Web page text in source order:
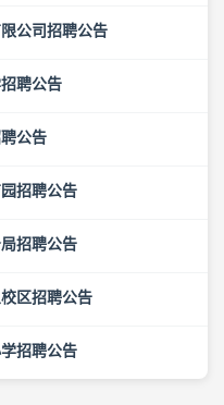
公司招聘公告
聘公告
公告
招聘公告
招聘公告
区招聘公告
招聘公告